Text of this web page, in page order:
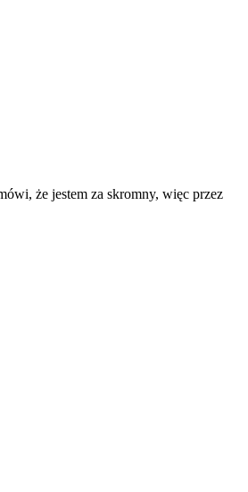
że jestem za skromny, więc przez